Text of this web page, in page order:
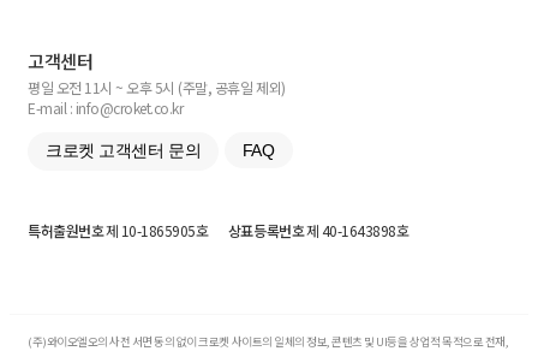
고객센터
평일 오전 11시 ~ 오후 5시 (주말, 공휴일 제외)
E-mail : info@croket.co.kr
크로켓 고객센터 문의 FAQ
특허출원번호제 10-1865905호 상표등록번호제 40-1643898호
(주)와이오엘오의 사전 서면 동의 없이 크로켓 사이트의 일체의 정보, 콘텐츠 및 UI등을 상업적 목적으로 전재,